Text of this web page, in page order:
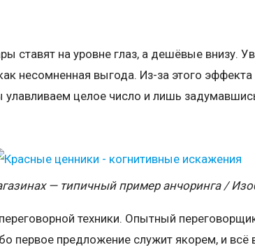
ставят на уровне глаз, а дешёвые внизу.
несомненная выгода. Из-за этого
целое число и лишь
— типичный пример анчоринга /
техники. Опытный
первое предложение служит якорем, и всё